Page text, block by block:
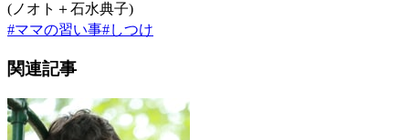
(ノオト＋石水典子)
#ママの習い事#しつけ
関連記事